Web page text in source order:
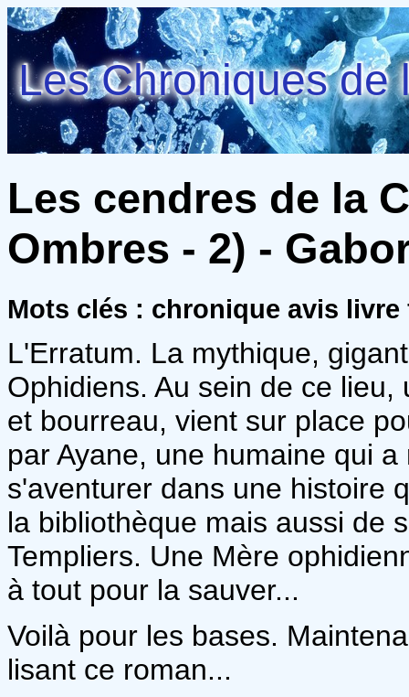
Les Chroniques de
Les cendres de la
Ombres - 2) -
Mots clés : chronique avis livre
L'Erratum. La mythique,
Ophidiens. Au sein de ce
et bourreau, vient sur place
par Ayane, une humaine qui
s'aventurer dans une histoire
la bibliothèque mais aussi de
Templiers. Une Mère
à tout pour la sauver...
Voilà pour les bases.
lisant ce roman...